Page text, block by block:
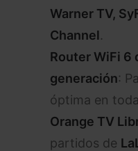
Warner TV,
Channel.
Router WiFi 6
generación:
óptima en
Orange TV
partidos de